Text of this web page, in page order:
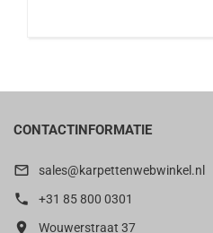
CONTACTINFORMATIE
 sales@karpettenwebwinkel.nl
 +31 85 800 0301
 Wouwerstraat 37